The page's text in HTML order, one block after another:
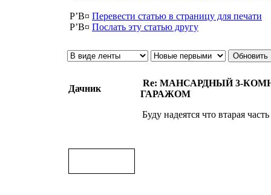
Р’В¤ Перевести статью в страницу для печати
Р’В¤ Послать эту cтатью другу
Дачник
Re: МАНСАРДНЫЙ 3-
ГАРАЖОМ
Буду надеятся что втарая